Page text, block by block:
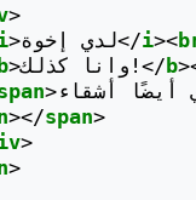
>
>لدي إخوة</i><
> وانا كذلك! </b
>
></span>
>
>